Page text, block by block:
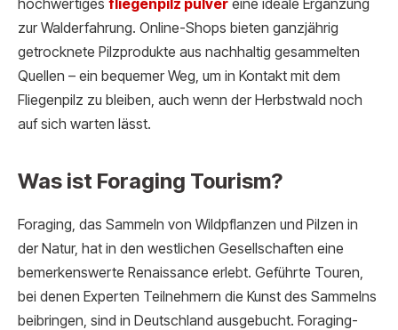
hochwertiges fliegenpilz pulver eine ideale Ergänzung
zur Walderfahrung. Online-Shops bieten ganzjährig
getrocknete Pilzprodukte aus nachhaltig gesammelten
Quellen – ein bequemer Weg, um in Kontakt mit dem
Fliegenpilz zu bleiben, auch wenn der Herbstwald noch
auf sich warten lässt.
Was ist Foraging Tourism?
Foraging, das Sammeln von Wildpflanzen und Pilzen in
der Natur, hat in den westlichen Gesellschaften eine
bemerkenswerte Renaissance erlebt. Geführte Touren,
bei denen Experten Teilnehmern die Kunst des Sammelns
beibringen, sind in Deutschland ausgebucht. Foraging-